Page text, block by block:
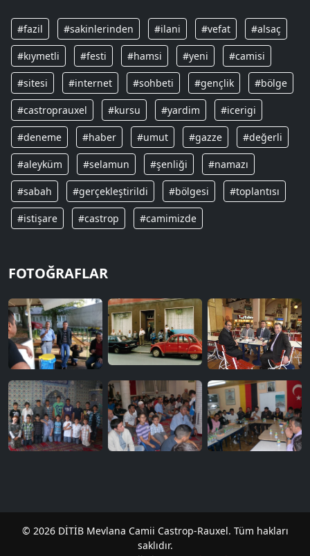
#fazil #sakinlerinden #ilani #vefat #alsaç
#kıymetli #festi #hamsi #yeni #camisi
#sitesi #internet #sohbeti #gençlik #bölge
#castroprauxel #kursu #yardim #icerigi
#deneme #haber #umut #gazze #değerli
#aleyküm #selamun #şenliği #namazı
#sabah #gerçekleştirildi #bölgesi #toplantısı
#istişare #castrop #camimizde
FOTOĞRAFLAR
© 2026 DİTİB Mevlana Camii Castrop-Rauxel. Tüm hakları
saklıdır.